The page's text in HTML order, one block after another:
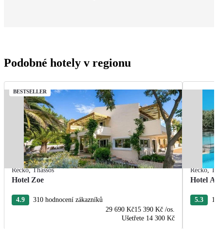
Podobné hotely v regionu
BESTSELLER
Řecko,Thassos
Hotel Zoe
4.9
310 hodnocení zákazníků
29 690 Kč15 390 Kč /os.
Ušetřete 14 300 Kč
Řecko,
Hotel
5.3